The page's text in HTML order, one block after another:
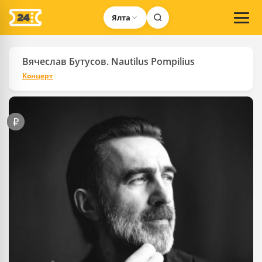
Ялта
Вячеслав Бутусов. Nautilus Pompilius
Концерт